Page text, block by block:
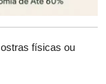
físicas ou